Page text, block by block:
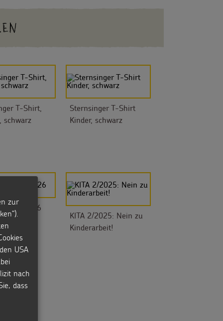
T-Shirt,
schwarz
Sternsinger T-Shirt
Kinder, schwarz
DKS 2026
KITA 2/2025: Nein zu
Kinderarbeit!
zur
USA
nach
dass